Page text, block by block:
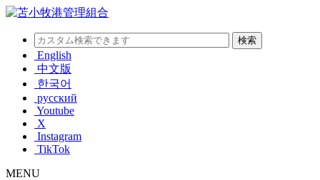
English
中文版
한국어
русский
Youtube
X
Instagram
TikTok
MENU